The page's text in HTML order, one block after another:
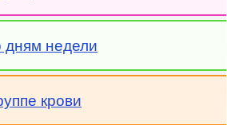
недели
крови